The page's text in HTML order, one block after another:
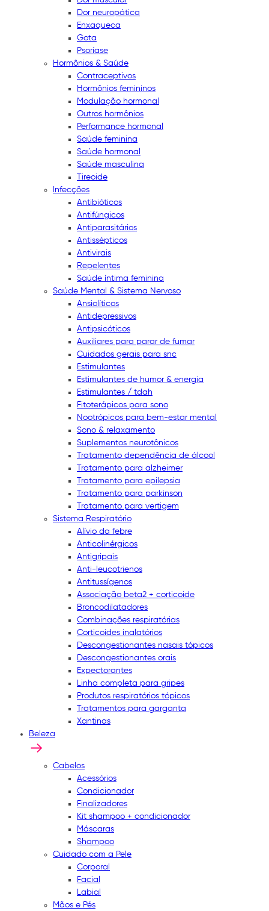
Dor neuropática
Enxaqueca
Gota
Psoríase
Hormônios & Saúde
Contraceptivos
Hormônios femininos
Modulação hormonal
Outros hormônios
Performance hormonal
Saúde feminina
Saúde hormonal
Saúde masculina
Tireoide
Infecções
Antibióticos
Antifúngicos
Antiparasitários
Antissépticos
Antivirais
Repelentes
Saúde íntima feminina
Saúde Mental & Sistema Nervoso
Ansiolíticos
Antidepressivos
Antipsicóticos
Auxiliares para parar de fumar
Cuidados gerais para snc
Estimulantes
Estimulantes de humor & energia
Estimulantes / tdah
Fitoterápicos para sono
Nootrópicos para bem-estar mental
Sono & relaxamento
Suplementos neurotônicos
Tratamento dependência de álcool
Tratamento para alzheimer
Tratamento para epilepsia
Tratamento para parkinson
Tratamento para vertigem
Sistema Respiratório
Alívio da febre
Anticolinérgicos
Antigripais
Anti-leucotrienos
Antitussígenos
Associação beta2 + corticoide
Broncodilatadores
Combinações respiratórias
Corticoides inalatórios
Descongestionantes nasais tópicos
Descongestionantes orais
Expectorantes
Linha completa para gripes
Produtos respiratórios tópicos
Tratamentos para garganta
Xantinas
Beleza
Cabelos
Acessórios
Condicionador
Finalizadores
Kit shampoo + condicionador
Máscaras
Shampoo
Cuidado com a Pele
Corporal
Facial
Labial
Mãos e Pés